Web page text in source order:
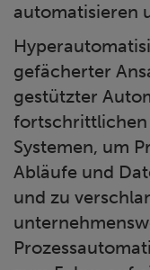
automatisieren
gefächerter
gestützter
fortschrittlichen
Systemen, um
Abläufe und
und zu